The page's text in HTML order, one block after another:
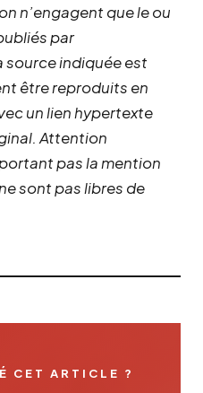
n’engagent que le ou
par
source indiquée est
être reproduits en
un lien hypertexte
Attention
pas la mention
sont pas libres de
CET ARTICLE ?